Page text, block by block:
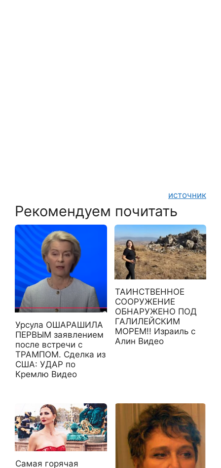
источник
Рекомендуем почитать
Урсула ОШАРАШИЛА
ПЕРВЫМ заявлением
после встречи с
ТРАМПОМ. Сделка из
США: УДАР по
Кремлю Видео
ТАИНСТВЕННОЕ
СООРУЖЕНИЕ
ОБНАРУЖЕНО ПОД
ГАЛИЛЕЙСКИМ
МОРЕМ!! Израиль с
Алин Видео
Самая горячая